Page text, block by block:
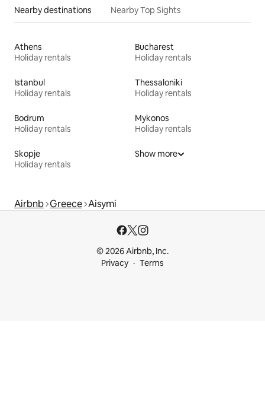
Nearby destinations Nearby Top Sights
Athens
Holiday rentals
Bucharest
Holiday rentals
Istanbul
Holiday rentals
Thessaloniki
Holiday rentals
Bodrum
Holiday rentals
Mykonos
Holiday rentals
Skopje
Holiday rentals
Show more
Airbnb Greece Aisymi
© 2026 Airbnb, Inc.
Privacy
Terms